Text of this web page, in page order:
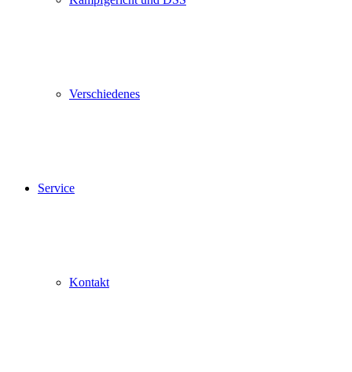
Verschiedenes
Service
Kontakt